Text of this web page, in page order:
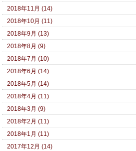
2018年11月 (14)
2018年10月 (11)
2018年9月 (13)
2018年8月 (9)
2018年7月 (10)
2018年6月 (14)
2018年5月 (14)
2018年4月 (11)
2018年3月 (9)
2018年2月 (11)
2018年1月 (11)
2017年12月 (14)